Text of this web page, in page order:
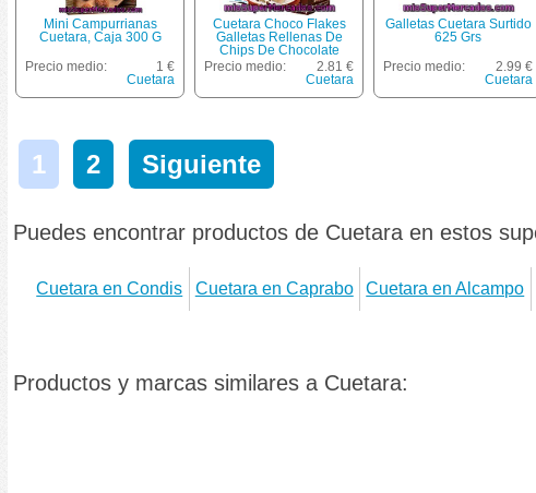
Mini Campurrianas
Cuetara, Caja 300 G
Precio medio:
1 €
Cuetara
Cuetara Choco Flakes
Galletas Rellenas De
Chips De Chocolate
Paquete 550 G
Precio medio:
2.81 €
Cuetara
Galletas Cuetara Surtido
625 Grs
Precio medio:
2.99 €
Cuetara
1 2 Siguiente
Puedes encontrar productos de Cuetara en estos
Cuetara en Condis Cuetara en Caprabo Cuetara en Alcampo
Productos y marcas similares a Cuetara: